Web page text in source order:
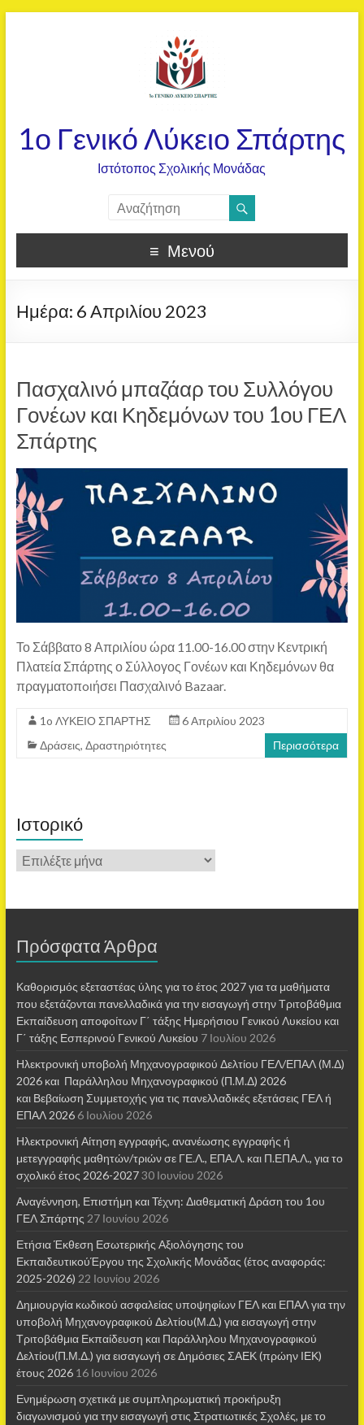
1ο Γενικό Λύκειο Σπάρτης
Ιστότοπος Σχολικής Μονάδας
Μενού
Ημέρα: 6 Απριλίου 2023
Πασχαλινό μπαζάαρ του Συλλόγου
Γονέων και Κηδεμόνων του 1ου ΓΕΛ
Σπάρτης
Το Σάββατο 8 Απριλίου ώρα 11.00-16.00 στην Κεντρική
Πλατεία Σπάρτης ο Σύλλογος Γονέων και Κηδεμόνων θα
πραγματοπoιήσει Πασχαλινό Bazaar.
1o ΛΥΚΕΙΟ ΣΠΑΡΤΗΣ
6 Απριλίου 2023
Δράσεις, Δραστηριότητες Περισσότερα
Ιστορικό
Πρόσφατα Άρθρα
Καθορισμός εξεταστέας ύλης για το έτος 2027 για τα μαθήματα
που εξετάζονται πανελλαδικά για την εισαγωγή στην Τριτοβάθμια
Εκπαίδευση αποφοίτων Γ΄ τάξης Ημερήσιου Γενικού Λυκείου και
Γ΄ τάξης Εσπερινού Γενικού Λυκείου 7 Ιουλίου 2026
Ηλεκτρονική υποβολή Μηχανογραφικού Δελτίου ΓΕΛ/ΕΠΑΛ (Μ.Δ)
2026 και Παράλληλου Μηχανογραφικού (Π.Μ.Δ) 2026
και Βεβαίωση Συμμετοχής για τις πανελλαδικές εξετάσεις ΓΕΛ ή
ΕΠΑΛ 2026 6 Ιουλίου 2026
Ηλεκτρονική Αίτηση εγγραφής, ανανέωσης εγγραφής ή
μετεγγραφής μαθητών/τριών σε ΓΕ.Λ., ΕΠΑ.Λ. και Π.ΕΠΑ.Λ., για το
σχολικό έτος 2026-202730 Ιουνίου 2026
Αναγέννηση, Επιστήμη και Τέχνη: Διαθεματική Δράση του 1ου
ΓΕΛ Σπάρτης 27 Ιουνίου 2026
Ετήσια Έκθεση Εσωτερικής Αξιολόγησης του
ΕκπαιδευτικούΈργου της Σχολικής Μονάδας (έτος αναφοράς:
2025-2026) 22 Ιουνίου 2026
Δημιουργία κωδικού ασφαλείας υποψηφίων ΓΕΛ και ΕΠΑΛ για την
υποβολή Μηχανογραφικού Δελτίου(Μ.Δ.) για εισαγωγή στην
Τριτοβάθμια Εκπαίδευση και Παράλληλου Μηχανογραφικού
Δελτίου(Π.Μ.Δ.) για εισαγωγή σε Δημόσιες ΣΑΕΚ (πρώην ΙΕΚ)
έτους 2026 16 Ιουνίου 2026
Ενημέρωση σχετικά με συμπληρωματική προκήρυξη
διαγωνισμού για την εισαγωγή στις Στρατιωτικές Σχολές, με το